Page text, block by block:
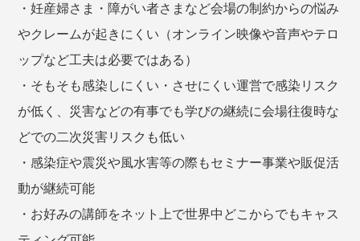
・妊産婦さま・障がい者さまなど会場の制約からの悩み
やクレームが起きにくい（オンライン映像や音声やテロ
ップなど工夫は必要ではある）
・そもそも感染しにくい・させにくい運営で感染リスク
が低く、災害などの有事でも学びの継続に会場往復時な
どでの二次災害リスクも低い
・感染症や震災や風水害等の際もセミナー事業や販促活
動が継続可能
・お好みの講師をネット上で世界中どこからでもキャス